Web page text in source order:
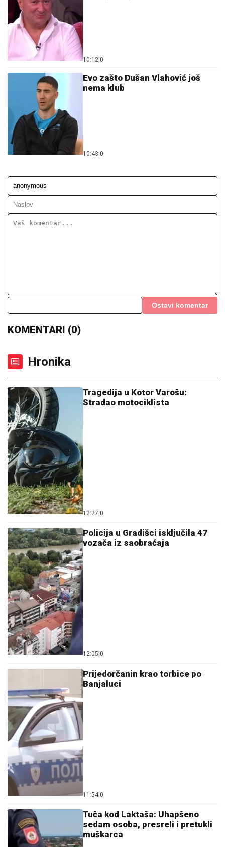
10:12 0
Evo zašto Dušan Vlahović još
nema klub
10:43 0
Ostavi komentar
KOMENTARI (0)
Hronika
Tragedija u Kotor Varošu:
Stradao motociklista
12:27 0
Policija u Gradišci isključila 47
vozača iz saobraćaja
12:05 0
Prijedorčanin krao torbice po
Banjaluci
11:54 0
Tuča kod Laktaša: Uhapšeno
sedam osoba, presreli i pretukli
muškarca